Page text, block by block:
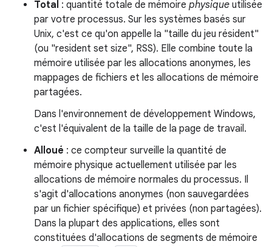
Total : quantité totale de mémoire physique utilisée
par votre processus. Sur les systèmes basés sur
Unix, c'est ce qu'on appelle la "taille du jeu résident"
(ou "resident set size", RSS). Elle combine toute la
mémoire utilisée par les allocations anonymes, les
mappages de fichiers et les allocations de mémoire
partagées.
Dans l'environnement de développement Windows,
c'est l'équivalent de la taille de la page de travail.
Alloué : ce compteur surveille la quantité de
mémoire physique actuellement utilisée par les
allocations de mémoire normales du processus. Il
s'agit d'allocations anonymes (non sauvegardées
par un fichier spécifique) et privées (non partagées).
Dans la plupart des applications, elles sont
constituées d'allocations de segments de mémoire